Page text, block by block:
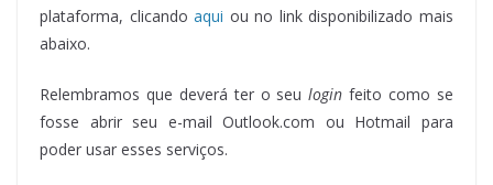
plataforma, clicandoaqui ou no link disponibilizado mais
abaixo.
Relembramos que deverá ter o seulogin feito como se
fosse abrir seu e-mail Outlook.com ou Hotmail para
poder usar esses serviços.